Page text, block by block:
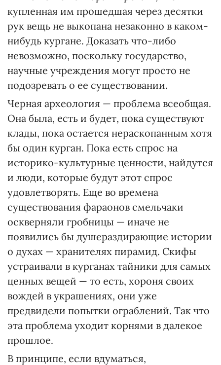
купленная им прошедшая через десятки
рук вещь не выкопана незаконно в каком-
нибудь кургане. Доказать что-либо
невозможно, поскольку государство,
научные учреждения могут просто не
подозревать о ее существовании.
Черная археология — проблема всеобщая.
Она была, есть и будет, пока существуют
клады, пока остается нераскопанным хотя
бы один курган. Пока есть спрос на
историко-культурные ценности, найдутся
и люди, которые будут этот спрос
удовлетворять. Еще во времена
существования фараонов смельчаки
оскверняли гробницы — иначе не
появились бы душераздирающие истории
о духах — хранителях пирамид. Скифы
устраивали в курганах тайники для самых
ценных вещей — то есть, хороня своих
вождей в украшениях, они уже
предвидели попытки ограблений. Так что
эта проблема уходит корнями в далекое
прошлое.
В принципе, если вдуматься,